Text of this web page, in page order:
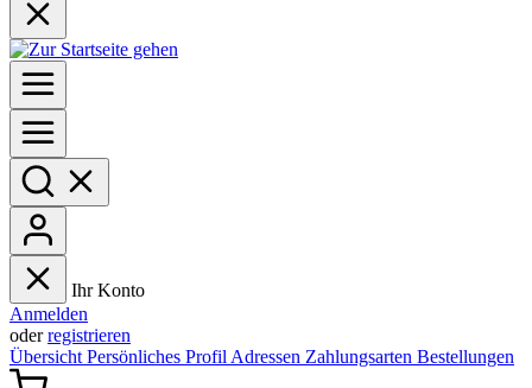
Ihr Konto
Anmelden
oderregistrieren
Übersicht Persönliches Profil Adressen Zahlungsarten Bestellungen